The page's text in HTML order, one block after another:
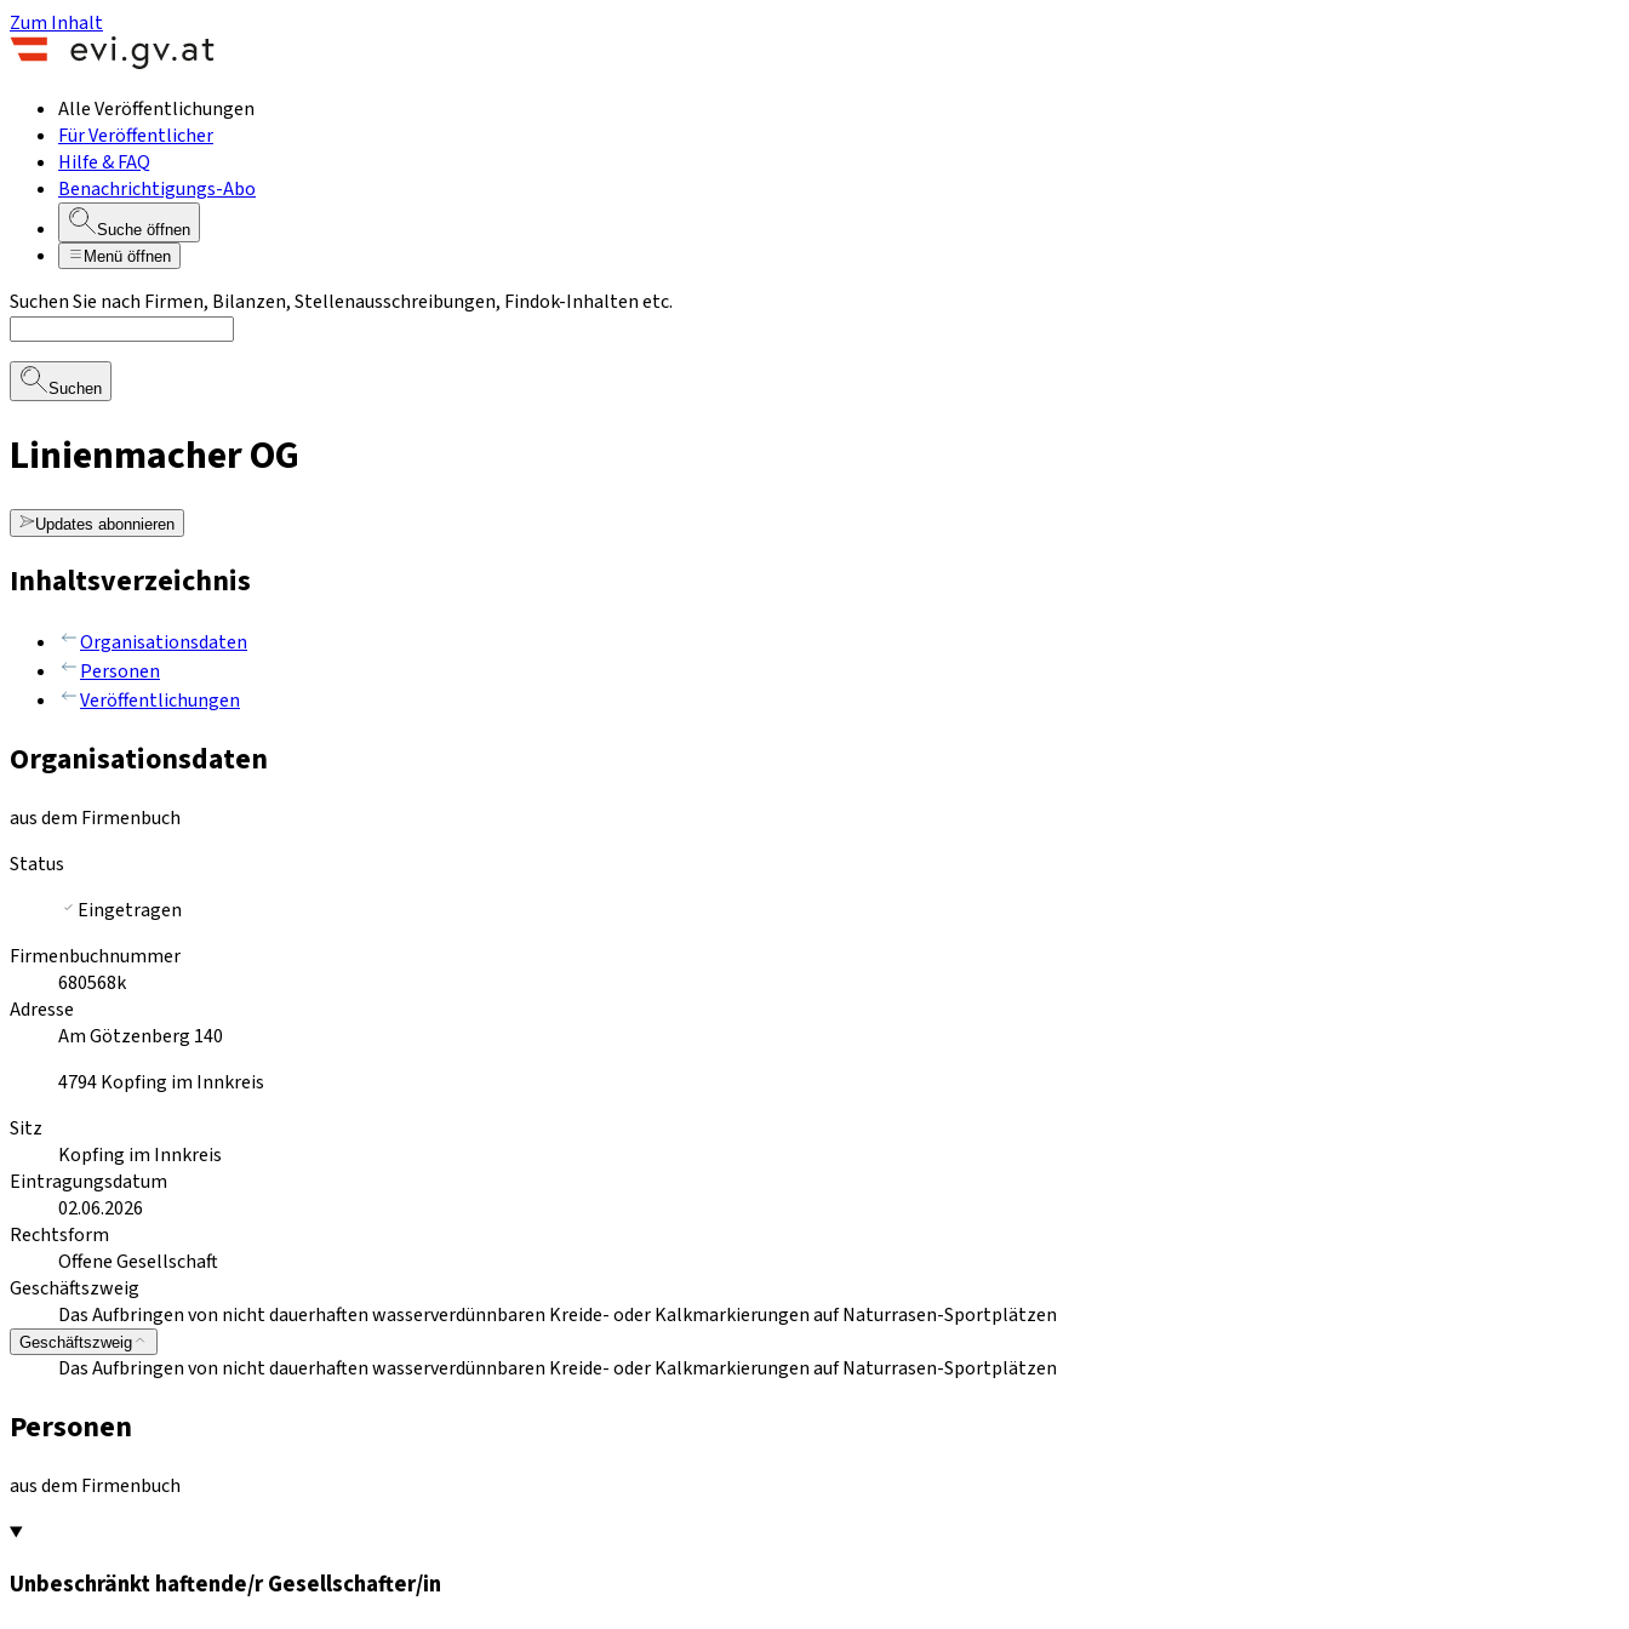
Zum Inhalt
Alle Veröffentlichungen
Für Veröffentlicher
Hilfe & FAQ
Benachrichtigungs-Abo
Suche öffnen
Menü öffnen
Suchen Sie nach Firmen, Bilanzen, Stellenausschreibungen, Findok-Inhalten etc.
Suchen
Linienmacher OG
Updates abonnieren
Inhaltsverzeichnis
Organisationsdaten
Personen
Veröffentlichungen
Organisationsdaten
aus dem Firmenbuch
Status
Eingetragen
Firmenbuchnummer
680568k
Adresse
Am Götzenberg 140
4794Kopfing im Innkreis
Sitz
Kopfing im Innkreis
Eintragungsdatum
02.06.2026
Rechtsform
Offene Gesellschaft
Geschäftszweig
Das Aufbringen von nicht dauerhaften wasserverdünnbaren Kreide- oder Kalkmarkierungen auf Naturrasen-Sportplätzen
Geschäftszweig
Das Aufbringen von nicht dauerhaften wasserverdünnbaren Kreide- oder Kalkmarkierungen auf Naturrasen-Sportplätzen
Personen
aus dem Firmenbuch
Unbeschränkt haftende/r Gesellschafter/in